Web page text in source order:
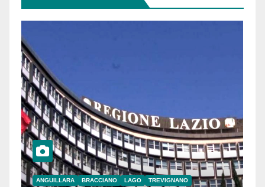
ANGUILLARA BRACCIANO LAGO TREVIGNANO